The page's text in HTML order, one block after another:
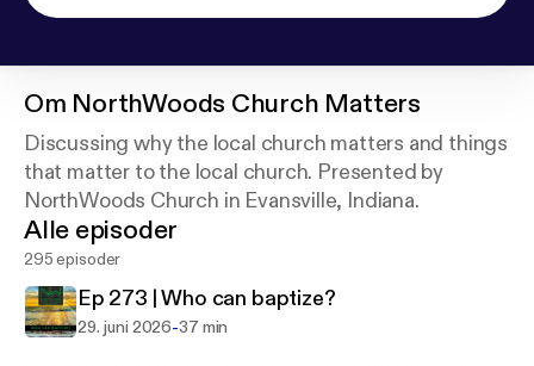
Om NorthWoods Church Matters
Discussing why the local church matters and things
that matter to the local church. Presented by
NorthWoods Church in Evansville, Indiana.
Alle episoder
295 episoder
Ep 273 | Who can baptize?
29. juni 2026-37 min